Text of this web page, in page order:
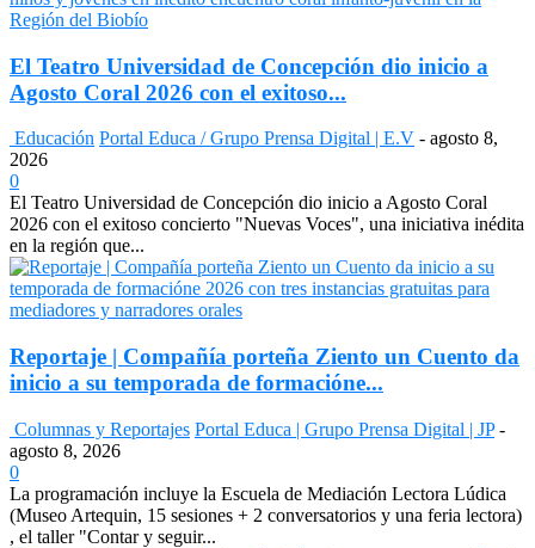
El Teatro Universidad de Concepción dio inicio a
Agosto Coral 2026 con el exitoso...
Educación Portal Educa / Grupo Prensa Digital | E.V - agosto 8,
2026
0
El Teatro Universidad de Concepción dio inicio a Agosto Coral
2026 con el exitoso concierto "Nuevas Voces", una iniciativa inédita
en la región que...
Reportaje | Compañía porteña Ziento un Cuento da
inicio a su temporada de formacióne...
Columnas y Reportajes Portal Educa | Grupo Prensa Digital | JP -
agosto 8, 2026
0
La programación incluye la Escuela de Mediación Lectora Lúdica
(Museo Artequin, 15 sesiones + 2 conversatorios y una feria lectora)
, el taller "Contar y seguir...